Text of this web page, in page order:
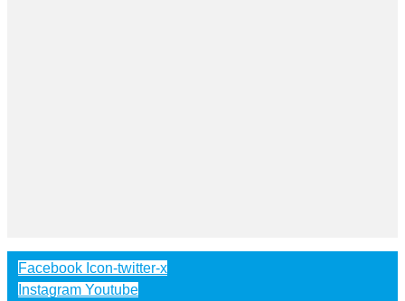
Facebook Icon-twitter-x
Instagram Youtube